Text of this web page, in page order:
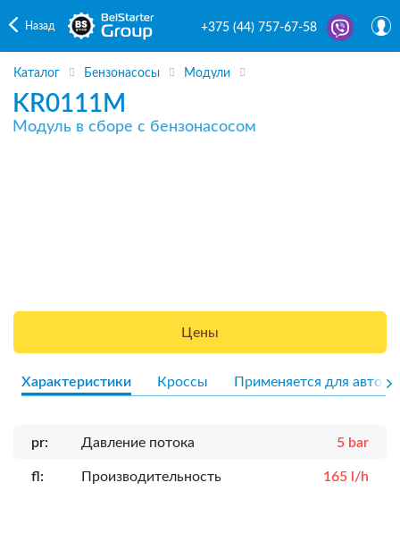
Назад +375 (44) 757-67-58
Каталог Бензонасосы Модули
KR0111M
Модуль в сборе с бензонасосом
Цены
Характеристики Кроссы Применяется для авто
pr: Давление потока 5 bar
fl: Производительность 165 l/h